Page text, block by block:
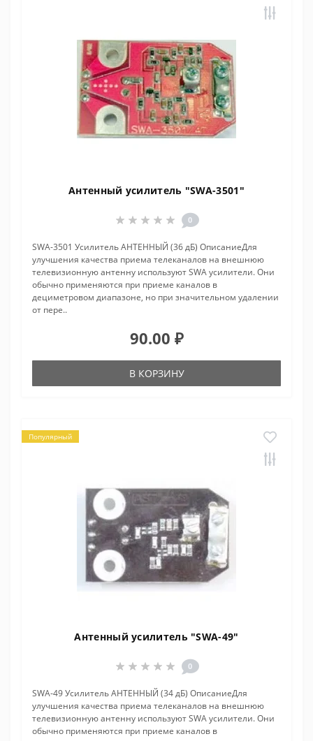
Антенный усилитель "SWA-3501"
0
SWA-3501 Усилитель АНТЕННЫЙ (36 дБ) ОписаниеДля
улучшения качества приема телеканалов на внешнюю
телевизионную антенну используют SWA усилители. Они
обычно применяются при приеме каналов в
дециметровом диапазоне, но при значительном удалении
от пере..
90.00 ₽
В КОРЗИНУ
Популярный
Антенный усилитель "SWA-49"
0
SWA-49 Усилитель АНТЕННЫЙ (34 дБ) ОписаниеДля
улучшения качества приема телеканалов на внешнюю
телевизионную антенну используют SWA усилители. Они
обычно применяются при приеме каналов в